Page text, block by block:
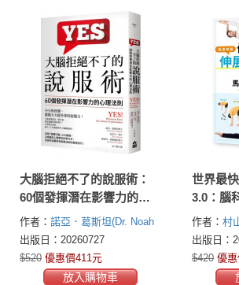
大腦拒絕不了的說服術：
60個發揮潛在影響力的心
理法則
作者： 諾亞．葛斯坦(Dr. Noah
J. Goldstein)史帝夫．馬汀
(Steve J. Martin)羅伯特．席爾
迪尼(Robert Cialdini)
出版日：20260727
$520 優惠價411元
放入購物車
世界最
3.0：腦
僵硬的
軟
作者： 村
出版日：
$420 優